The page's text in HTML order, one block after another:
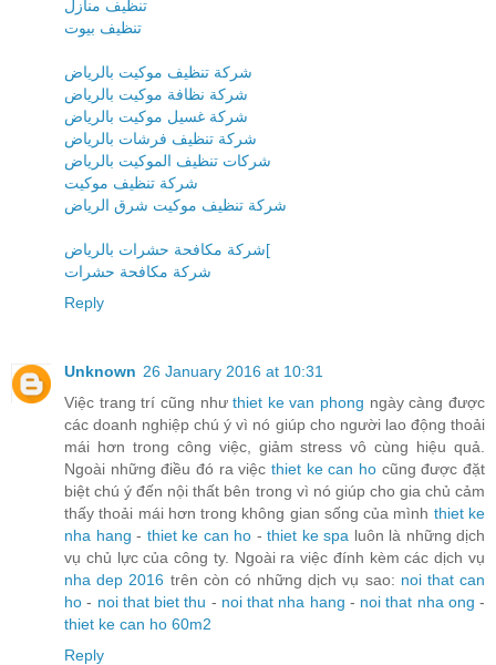
تنظيف منازل
تنظيف بيوت
شركة تنظيف موكيت بالرياض
شركة نظافة موكيت بالرياض
شركة غسيل موكيت بالرياض
شركة تنظيف فرشات بالرياض
شركات تنظيف الموكيت بالرياض
شركة تنظيف موكيت
شركة تنظيف موكيت شرق الرياض
شركة مكافحة حشرات بالرياض[
شركة مكافحة حشرات
Reply
Unknown 26 January 2016 at 10:31
Việc trang trí cũng nhưthiet ke van phong ngày càng được
các doanh nghiệp chú ý vì nó giúp cho người lao động thoải
mái hơn trong công việc, giảm stress vô cùng hiệu quả.
Ngoài những điều đó ra việc thiet ke can ho cũng được đặt
biệt chú ý đến nội thất bên trong vì nó giúp cho gia chủ cảm
thấy thoải mái hơn trong không gian sống của mình thiet ke
nha hang - thiet ke can ho - thiet ke spa luôn là những dịch
vụ chủ lực của công ty. Ngoài ra việc đính kèm các dịch vụ
nha dep 2016 trên còn có những dịch vụ sao: noi that can
ho - noi that biet thu - noi that nha hang - noi that nha ong -
thiet ke can ho 60m2
Reply